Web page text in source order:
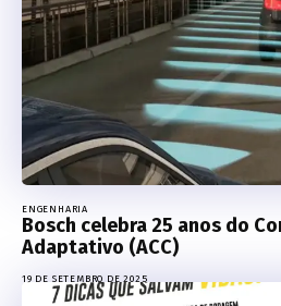
ENGENHARIA
Bosch celebra 25 anos do
Adaptativo (ACC)
19 DE SETEMBRO DE 2025